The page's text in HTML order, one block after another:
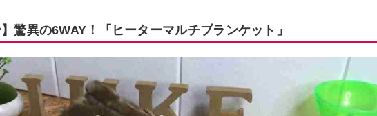
驚異の6WAY！「ヒーターマルチブランケット」